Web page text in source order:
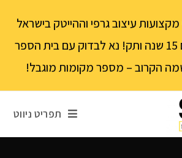
עיצוב גרפי וההייטק בישראל
03-6202111 - עם 15 שנה ותק! נא לבדוק עם בית הספר
הקרוב – מספר מקומות מוגבל!
תפריט ניווט